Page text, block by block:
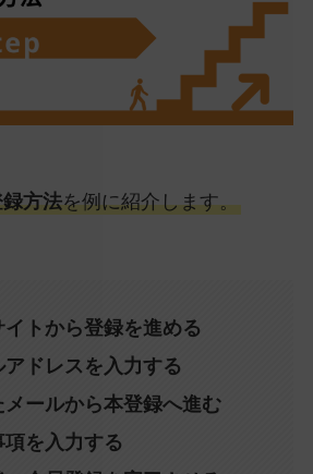
方法を例に紹介します。
トから登録を進める
ドレスを入力する
ールから本登録へ進む
を入力する